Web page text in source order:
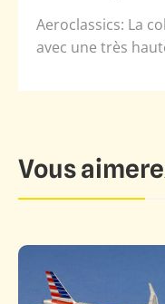
Aeroclassics: La
avec une très
Vous